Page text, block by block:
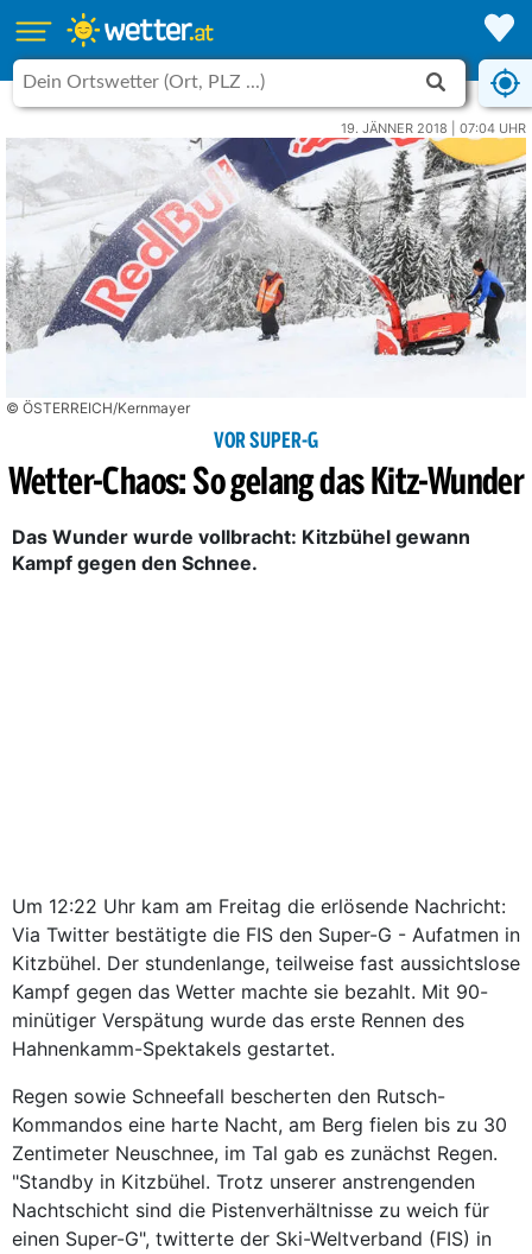
19. JÄNNER 2018 | 07:04 UHR
© ÖSTERREICH/Kernmayer
VOR SUPER-G
Wetter-Chaos: So gelang das Kitz-Wunder
Das Wunder wurde vollbracht: Kitzbühel gewann
Kampf gegen den Schnee.
Um 12:22 Uhr kam am Freitag die erlösende Nachricht:
Via Twitter bestätigte die FIS den Super-G - Aufatmen in
Kitzbühel. Der stundenlange, teilweise fast aussichtslose
Kampf gegen das Wetter machte sie bezahlt. Mit 90-
minütiger Verspätung wurde das erste Rennen des
Hahnenkamm-Spektakels gestartet.
Regen sowie Schneefall bescherten den Rutsch-
Kommandos eine harte Nacht, am Berg fielen bis zu 30
Zentimeter Neuschnee, im Tal gab es zunächst Regen.
"Standby in Kitzbühel. Trotz unserer anstrengenden
Nachtschicht sind die Pistenverhältnisse zu weich für
einen Super-G", twitterte der Ski-Weltverband (FIS) in